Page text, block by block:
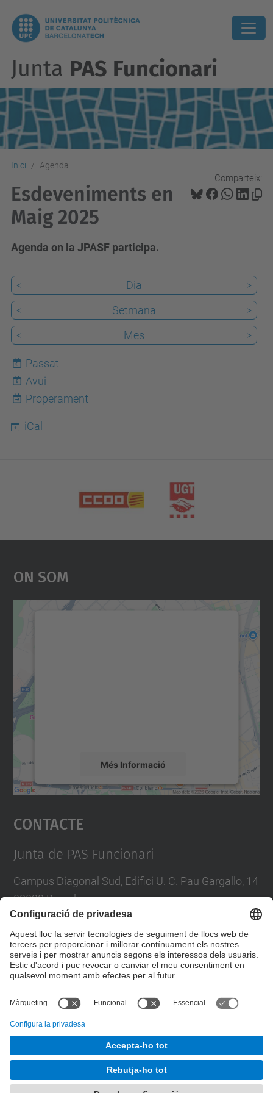
Junta PAS Funcionari
Inici Agenda
Comparteix:
Esdeveniments en
Maig 2025
Agenda on la JPASF participa.
< Dia
>
<
Setmana
>
<
Mes >
Passat
8
Avui
Properament
iCal
On Som
Més Informació
Accepta
powered by
Contacte
Junta de PAS Funcionari
Campus Diagonal Sud, Edifici U. C. Pau Gargallo, 14
08028 Barcelona
E-mail :junta.pasf@upc.edu
Formulari de contacte
Junta PAS Funcionari
Desenvolupat amb